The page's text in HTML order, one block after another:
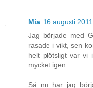
Mia 16 augusti
Jag började med
rasade i vikt, sen
helt plötsligt var vi
mycket igen.
Så nu har jag